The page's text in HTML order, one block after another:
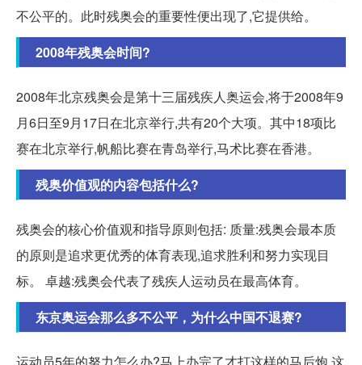
不公平的。此时残奥会的重要性便出现了,它提供给。
2008年残奥会时间?
2008年北京残奥会是第十三届残疾人奥运会,将于2008年9
月6日至9月17日在北京举行,共有20个大项。其中18项比
赛在北京举行,帆船比赛在青岛举行,马术比赛在香港。
残奥价值观的内容包括什么?
残奥会的核心价值观和指导原则包括: 质量:残奥会最本质
的原则是追求更优秀的体育表现,追求胜利和努力实现目
标。 卓越:残奥会代表了残疾人运动员在最高体育。
东京奥运会那么多不公平，为什么中国不退赛?
运动员5年的努力怎么办?马上办完了才打这样的马后炮,这